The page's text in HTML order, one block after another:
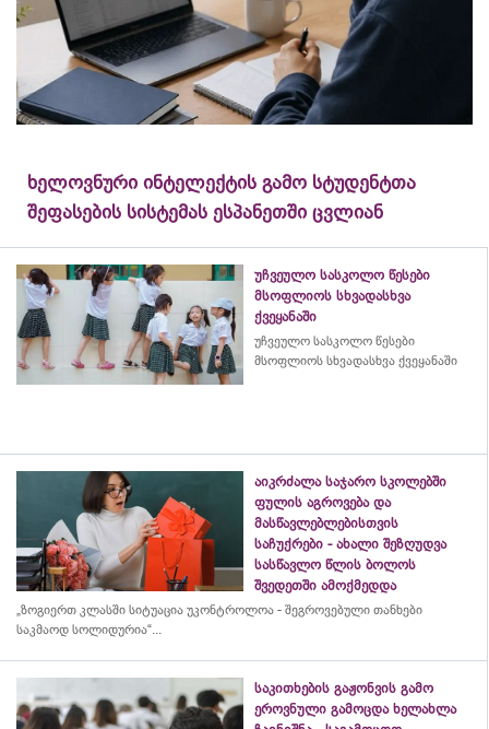
ხელოვნური ინტელექტის გამო სტუდენტთა
შეფასების სისტემას ესპანეთში ცვლიან
უჩვეულო სასკოლო წესები
მსოფლიოს სხვადასხვა
ქვეყანაში
უჩვეულო სასკოლო წესები
მსოფლიოს სხვადასხვა ქვეყანაში
აიკრძალა საჯარო სკოლებში
ფულის აგროვება და
მასწავლებლებისთვის
საჩუქრები - ახალი შეზღუდვა
სასწავლო წლის ბოლოს
შვედეთში ამოქმედდა
„ზოგიერთ კლასში სიტუაცია უკონტროლოა - შეგროვებული თანხები
საკმაოდ სოლიდურია“...
საკითხების გაჟონვის გამო
ეროვნული გამოცდა ხელახლა